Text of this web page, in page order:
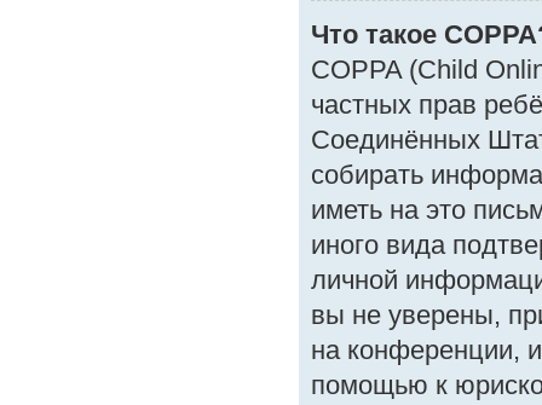
Что такое
COPPA (Child
частных прав
Соединённых
собирать
иметь на это
иного вида
личной
вы не уверены,
на конференции,
помощью к